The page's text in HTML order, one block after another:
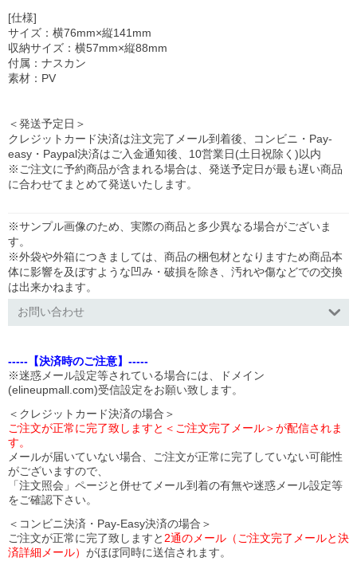
[仕様]
サイズ：横76mm×縦141mm
収納サイズ：横57mm×縦88mm
付属：ナスカン
素材：PV
＜発送予定日＞
クレジットカード決済は注文完了メール到着後、コンビニ・Pay-
easy・Paypal決済はご入金通知後、10営業日(土日祝除く)以内
※ご注文に予約商品が含まれる場合は、発送予定日が最も遅い商品
に合わせてまとめて発送いたします。
※サンプル画像のため、実際の商品と多少異なる場合がございま
す。
※外袋や外箱につきましては、商品の梱包材となりますため商品本
体に影響を及ぼすような凹み・破損を除き、汚れや傷などでの交換
は出来かねます。
お問い合わせ
-----【決済時のご注意】-----
※迷惑メール設定等されている場合には、ドメイン
(elineupmall.com)受信設定をお願い致します。
＜クレジットカード決済の場合＞
ご注文が正常に完了致しますと＜ご注文完了メール＞が配信されま
す。
メールが届いていない場合、ご注文が正常に完了していない可能性
がございますので、
「注文照会」ページと併せてメール到着の有無や迷惑メール設定等
をご確認下さい。
＜コンビニ決済・Pay-Easy決済の場合＞
ご注文が正常に完了致しますと 2通のメール（ご注文完了メールと決
済詳細メール） がほぼ同時に送信されます。